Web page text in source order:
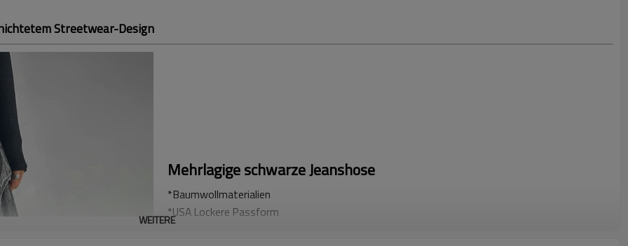
Streetwear-Design
Mehrlagige schwarze Jeanshose
*Baumwollmaterialien
*USA Lockere Passform
Accpet Full Custom, senden Sie uns Ihr Design, um schnell ein Angebot zu erhalten
WEITERE